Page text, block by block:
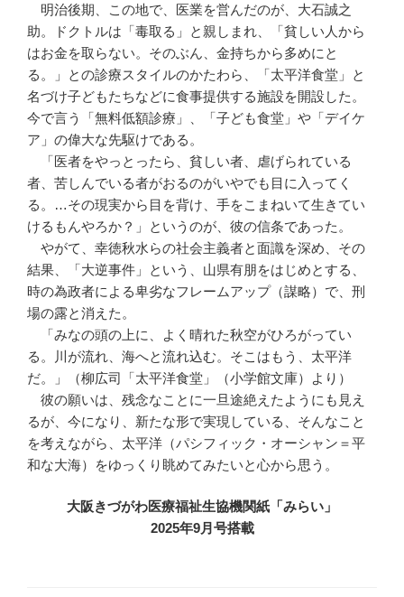
明治後期、この地で、医業を営んだのが、大石誠之
助。ドクトルは「毒取る」と親しまれ、「貧しい人から
はお金を取らない。そのぶん、金持ちから多めにと
る。」との診療スタイルのかたわら、「太平洋食堂」と
名づけ子どもたちなどに食事提供する施設を開設した。
今で言う「無料低額診療」、「子ども食堂」や「デイケ
ア」の偉大な先駆けである。
「医者をやっとったら、貧しい者、虐げられている
者、苦しんでいる者がおるのがいやでも目に入ってく
る。…その現実から目を背け、手をこまねいて生きてい
けるもんやろか？」というのが、彼の信条であった。
やがて、幸徳秋水らの社会主義者と面識を深め、その
結果、「大逆事件」という、山県有朋をはじめとする、
時の為政者による卑劣なフレームアップ（謀略）で、刑
場の露と消えた。
「みなの頭の上に、よく晴れた秋空がひろがってい
る。川が流れ、海へと流れ込む。そこはもう、太平洋
だ。」（柳広司「太平洋食堂」（小学館文庫）より）
彼の願いは、残念なことに一旦途絶えたようにも見え
るが、今になり、新たな形で実現している、そんなこと
を考えながら、太平洋（パシフィック・オーシャン＝平
和な大海）をゆっくり眺めてみたいと心から思う。
大阪きづがわ医療福祉生協機関紙「みらい」
2025年9月号搭載